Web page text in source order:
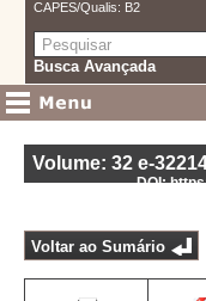
CAPES/Qualis: B2
Busca Avançada
Volume: 32 e-
DOI:
Voltar ao Sumário